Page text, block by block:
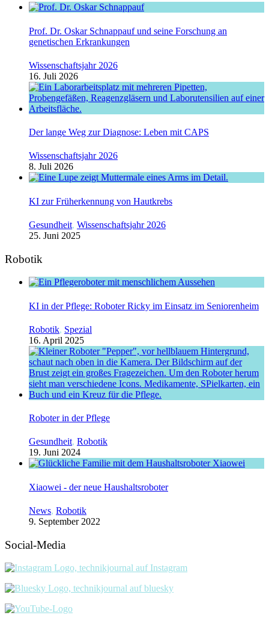
Prof. Dr. Oskar Schnappauf und seine Forschung an
genetischen Erkrankungen
Wissenschaftsjahr 2026
16. Juli 2026
Der lange Weg zur Diagnose: Leben mit CAPS
Wissenschaftsjahr 2026
8. Juli 2026
KI zur Früherkennung von Hautkrebs
Gesundheit, Wissenschaftsjahr 2026
25. Juni 2025
Robotik
KI in der Pflege: Roboter Ricky im Einsatz im Seniorenheim
Robotik, Spezial
16. April 2025
Roboter in der Pflege
Gesundheit, Robotik
19. Juni 2024
Xiaowei - der neue Haushaltsroboter
News, Robotik
9. September 2022
Social-Media